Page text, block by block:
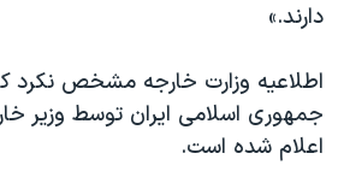
سفر پرزیدنت ترامپ به چین
دارند.»
اطلاعیه وزارت خارجه مشخص نکرد
جمهوری اسلامی ایران توسط وزیر
اعلام شده است.